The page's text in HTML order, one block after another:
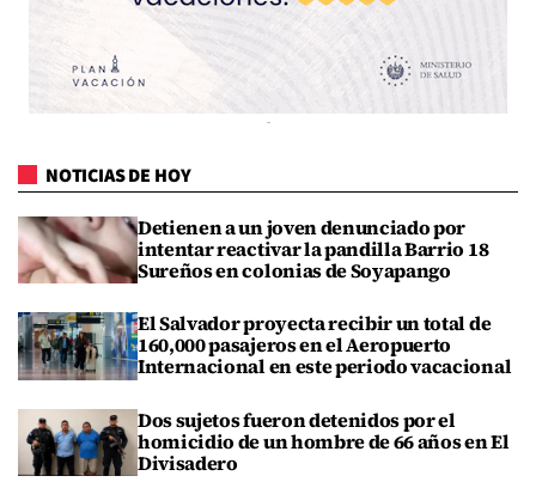
NOTICIAS DE HOY
Detienen a un joven denunciado por
intentar reactivar la pandilla Barrio 18
Sureños en colonias de Soyapango
El Salvador proyecta recibir un total de
160,000 pasajeros en el Aeropuerto
Internacional en este periodo vacacional
Dos sujetos fueron detenidos por el
homicidio de un hombre de 66 años en El
Divisadero